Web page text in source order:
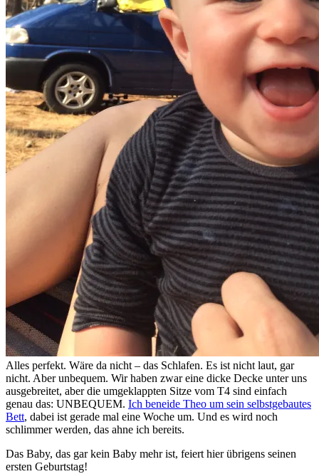
Alles perfekt. Wäre da nicht – das Schlafen. Es ist nicht laut, gar
nicht. Aber unbequem. Wir haben zwar eine dicke Decke unter uns
ausgebreitet, aber die umgeklappten Sitze vom T4 sind einfach
genau das: UNBEQUEM. Ich beneide Theo um sein selbstgebautes
Bett, dabei ist gerade mal eine Woche um. Und es wird noch
schlimmer werden, das ahne ich bereits.
Das Baby, das gar kein Baby mehr ist, feiert hier übrigens seinen
ersten Geburtstag!